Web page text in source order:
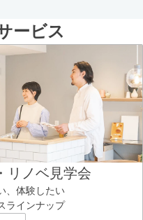
ービス
リノベ見学会
、体験したい
ラインナップ